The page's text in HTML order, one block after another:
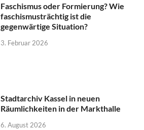
Faschismus oder Formierung? Wie
faschismusträchtig ist die
gegenwärtige Situation?
3. Februar 2026
Stadtarchiv Kassel in neuen
Räumlichkeiten in der Markthalle
6. August 2026